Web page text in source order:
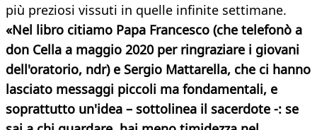
più preziosi vissuti in quelle infinite settimane.
«Nel libro citiamo Papa Francesco (che telefonò a
don Cella a maggio 2020 per ringraziare i giovani
dell'oratorio, ndr) e Sergio Mattarella, che ci hanno
lasciato messaggi piccoli ma fondamentali, e
soprattutto un'idea – sottolinea il sacerdote -: se